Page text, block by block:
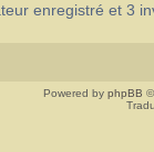
enregistré et 3
Powered by phpBB